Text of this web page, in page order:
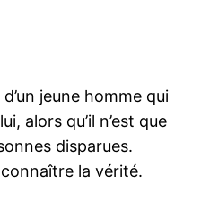
jeune homme qui
alors qu’il n’est que
disparues.
la vérité.